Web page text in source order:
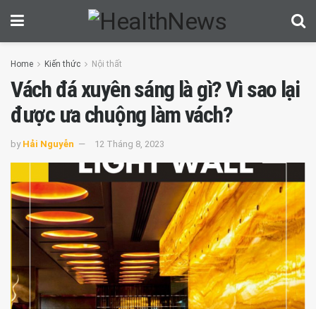
Home Kiến thức Nội thất
Vách đá xuyên sáng là gì? Vì sao lại
được ưa chuộng làm vách?
by Hải Nguyễn 12 Tháng 8, 2023